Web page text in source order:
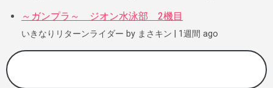
～ガンプラ～ ジオン水泳部 2機目
いきなりリターンライダー by まさキン 1週間 ago